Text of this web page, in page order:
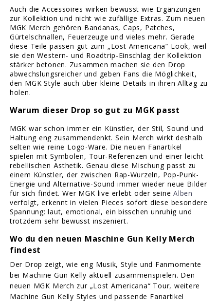
Auch die Accessoires wirken bewusst wie Ergänzungen
zur Kollektion und nicht wie zufällige Extras. Zum neuen
MGK Merch gehören Bandanas, Caps, Patches,
Gürtelschnallen, Feuerzeuge und vieles mehr. Gerade
diese Teile passen gut zum „Lost Americana“-Look, weil
sie den Western- und Roadtrip-Einschlag der Kollektion
stärker betonen. Zusammen machen sie den Drop
abwechslungsreicher und geben Fans die Möglichkeit,
den MGK Style auch über kleine Details in ihren Alltag zu
holen.
Warum dieser Drop so gut zu MGK passt
MGK war schon immer ein Künstler, der Stil, Sound und
Haltung eng zusammendenkt. Sein Merch wirkt deshalb
selten wie reine Logo-Ware. Die neuen Fanartikel
spielen mit Symbolen, Tour-Referenzen und einer leicht
rebellischen Ästhetik. Genau diese Mischung passt zu
einem Künstler, der zwischen Rap-Wurzeln, Pop-Punk-
Energie und Alternative-Sound immer wieder neue Bilder
für sich findet. Wer MGK live erlebt oder seineAlben
verfolgt, erkennt in vielen Pieces sofort diese besondere
Spannung: laut, emotional, ein bisschen unruhig und
trotzdem sehr bewusst inszeniert.
Wo du den neuen Maschine Gun Kelly Merch
findest
Der Drop zeigt, wie eng Musik, Style und Fanmomente
bei Machine Gun Kelly aktuell zusammenspielen. Den
neuen MGK Merch zur „Lost Americana“ Tour, weitere
Machine Gun Kelly Styles und passende Fanartikel